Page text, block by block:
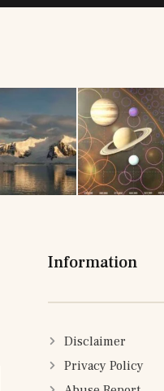
Information
Disclaimer
Privacy Policy